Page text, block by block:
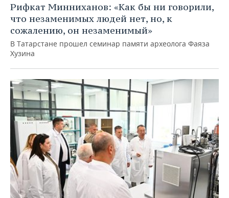
Рифкат Минниханов: «Как бы ни говорили,
что незаменимых людей нет, но, к
сожалению, он незаменимый»
В Татарстане прошел семинар памяти археолога Фаяза
Хузина